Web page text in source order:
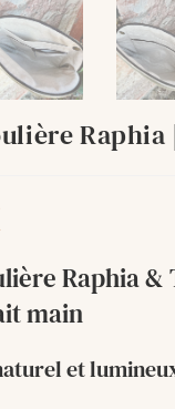
Raphia &
main
et